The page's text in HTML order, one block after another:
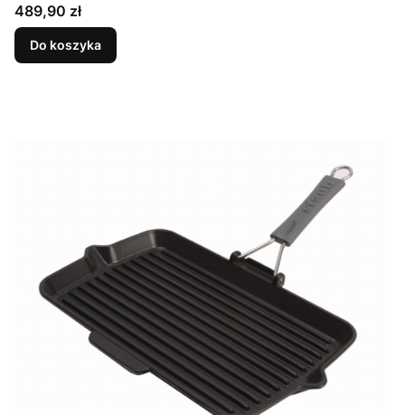
Cena
489,90 zł
Do koszyka